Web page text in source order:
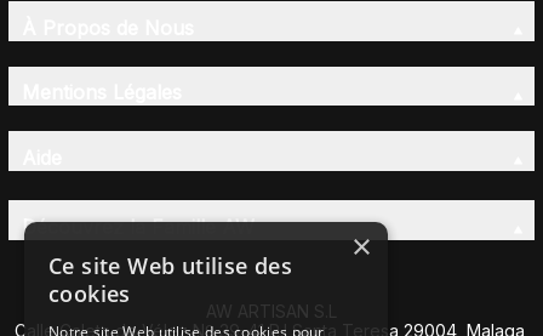
Découvrez la Famille AW
AW ARTISAN S.L
Calle Caleta de Vélez Nº 39-41 P.I Santa Teresa 29004, Malaga,
×
Ce site Web utilise des
cookies
Notre site Web utilise des cookies pour